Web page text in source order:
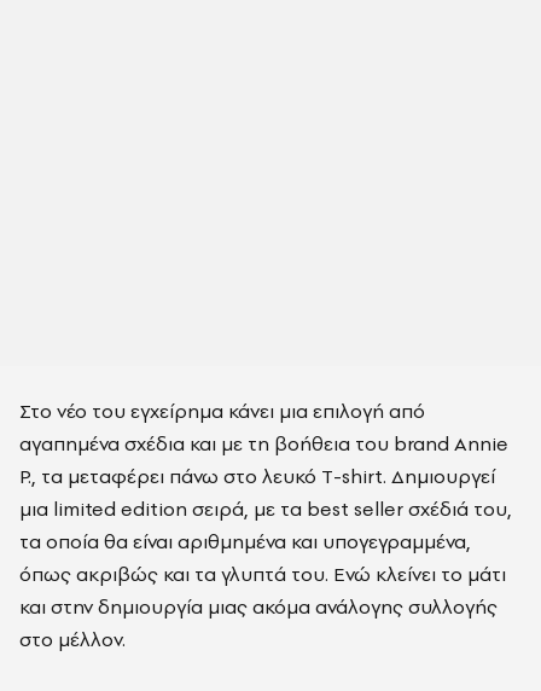
Στο νέο του εγχείρημα κάνει μια επιλογή από
αγαπημένα σχέδια και με τη βοήθεια του brand Annie
P., τα μεταφέρει πάνω στο λευκό Τ-shirt. Δημιουργεί
μια limited edition σειρά, με τα best seller σχέδιά του,
τα οποία θα είναι αριθμημένα και υπογεγραμμένα,
όπως ακριβώς και τα γλυπτά του. Ενώ κλείνει το μάτι
και στην δημιουργία μιας ακόμα ανάλογης συλλογής
στο μέλλον.